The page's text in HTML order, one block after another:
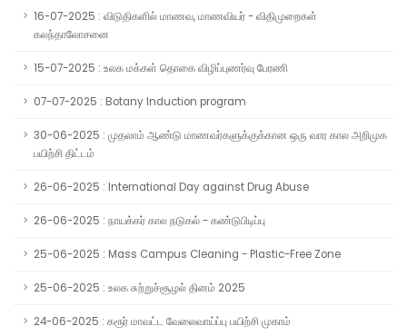
16-07-2025 : விடுதிகளில் மாணவ, மாணவியர் - விதிமுறைகள்
கலந்தாலோசனை
15-07-2025 : உலக மக்கள் தொகை விழிப்புணர்வு பேரணி
07-07-2025 : Botany Induction program
30-06-2025 : முதலாம் ஆண்டு மாணவர்களுக்குக்கான ஒரு வார கால அறிமுக
பயிற்சி திட்டம்
26-06-2025 : International Day against Drug Abuse
26-06-2025 : நாயக்கர் கால நடுகல் - கண்டுபிடிப்பு
25-06-2025 : Mass Campus Cleaning - Plastic-Free Zone
25-06-2025 : உலக சுற்றுச்சூழல் தினம் 2025
24-06-2025 : கரூர் மாவட்ட வேலைவாய்ப்பு பயிற்சி முகாம்